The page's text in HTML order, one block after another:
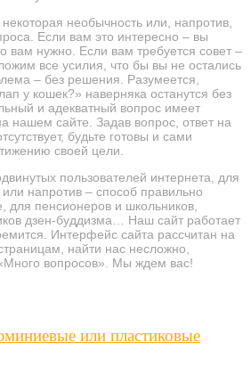
необычность или, напротив,
Если вам это интересно – вы
вам нужно. Если вам требуется совет –
все усилия, что бы вы не остались
– без решения. Разумеется,
у кошек?» наверняка останутся без
и адекватный вопрос имеет
нашем сайте. Задав вопрос, ответ на
будьте готовы и сами
своей цели.
пользователей интернета, для
напротив – способ правильно
для пенсионеров и школьников,
дзен-буддизма… Наш сайт работает
Интерфейс сайта рассчитан на
найти нас несложно,
вопросов». Мы ждем вас!
или пластиковые